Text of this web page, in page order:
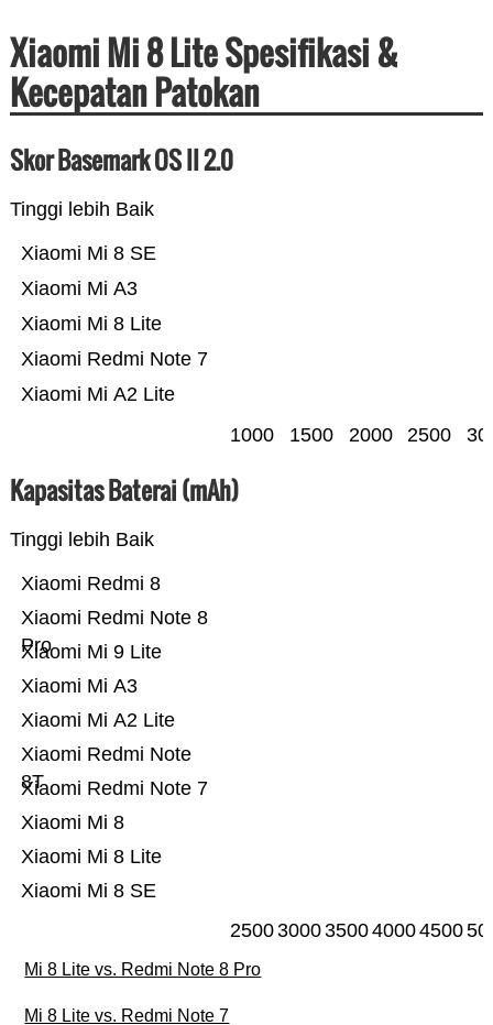
Xiaomi Mi 8 Lite Spesifikasi &
Kecepatan Patokan
Skor Basemark OS II 2.0
Tinggi lebih Baik
Xiaomi Mi A2 Lite
Xiaomi Redmi Note 7
Xiaomi Mi 8 Lite
Xiaomi Mi A3
Xiaomi Mi 8 SE
1000 1500 2000 2500
Kapasitas Baterai (mAh)
Tinggi lebih Baik
Xiaomi Mi 8 SE
Xiaomi Mi 8 Lite
Xiaomi Mi 8
Xiaomi Redmi Note 7
Xiaomi Redmi Note
8T
Xiaomi Mi A2 Lite
Xiaomi Mi A3
Xiaomi Mi 9 Lite
Xiaomi Redmi Note 8
Pro
Xiaomi Redmi 8
25003000350040004500
Mi 8 Lite vs. Redmi Note 8 Pro
Mi 8 Lite vs. Redmi Note 7